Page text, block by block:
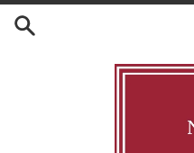
コ